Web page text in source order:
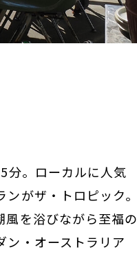
分。ローカルに人気
がザ・トロピック。
風を浴びながら至福の
ン・オーストラリア